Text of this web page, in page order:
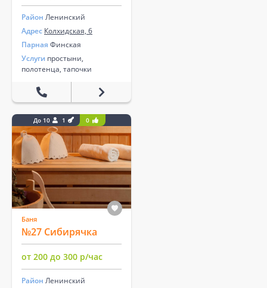
Район Ленинский
Адрес Колхидская, 6
Парная Финская
Услуги простыни,
полотенца, тапочки
До 10 1 0
Баня
№27 Сибирячка
от 200 до 300 р/час
Район Ленинский